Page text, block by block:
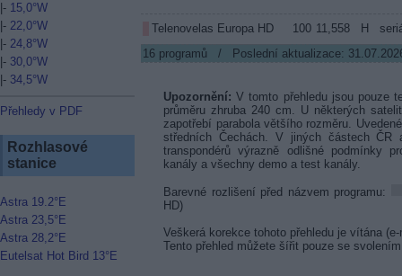
|- 15,0°W
|- 22,0°W
|- 24,8°W
|- 30,0°W
|- 34,5°W
Přehledy v PDF
Rozhlasové
stanice
Astra 19.2°E
Astra 23,5°E
Astra 28,2°E
Eutelsat Hot Bird 13°E
Telenovelas Europa HD 100 11,558 H
16programů / Poslední aktualizace:
Upozornění: V tomto přehledu jsou pouze
průměru zhruba 240 cm. U některých
zapotřebí parabola většího rozměru.
středních Čechách. V jiných částech
transpondérů výrazně odlišné podmínky
kanály a všechny demo a test kanály.
Barevné rozlišení před názvem programu:
HD)
Veškerá korekce tohoto přehledu je vítána
Tento přehled můžete šířit pouze se